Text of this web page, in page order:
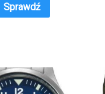
Sprawdź